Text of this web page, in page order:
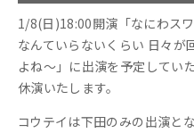
1/8(日)18:00開演「なにわス
なんていらないくらい 日々
よね～」に出演を予定してい
休演いたします。
コウテイは下田のみの出演と